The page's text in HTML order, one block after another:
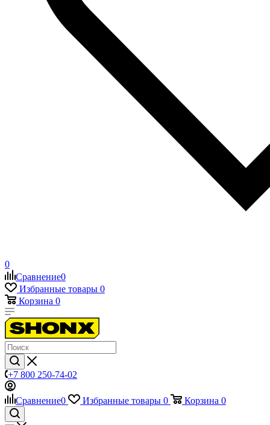
0
Сравнение0
Избранные товары 0
Корзина 0
+7 800 250-74-02
Сравнение0 Избранные товары 0 Корзина 0